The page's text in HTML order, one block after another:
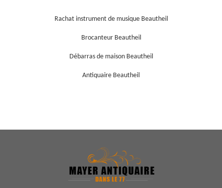
Rachat instrument de musique Beautheil
Brocanteur Beautheil
Débarras de maison Beautheil
Antiquaire Beautheil